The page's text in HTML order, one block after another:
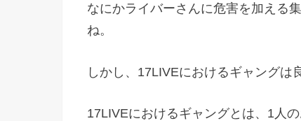
なにかライバーさんに危害を加える
ね。
しかし、17LIVEにおけるギャングは
17LIVEにおけるギャングとは、1人